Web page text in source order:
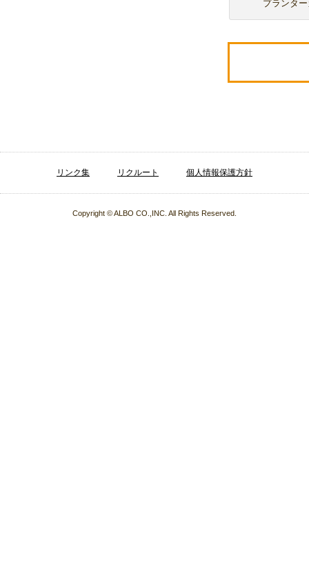
プランタ
リンク集 リクルート 個人情報保護方針
Copyright © ALBO CO.,INC. All Rights Reserved.